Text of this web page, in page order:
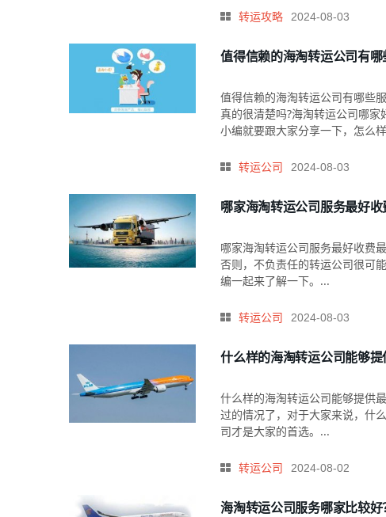
转运攻略 2024-08-03
值得信赖的海淘转运公司有哪
值得信赖的海淘转运公司有哪些
真的很清楚吗?海淘转运公司哪
小编就要跟大家分享一下，怎么
转运公司 2024-08-03
哪家海淘转运公司服务最好收
哪家海淘转运公司服务最好收费
否则，不负责任的转运公司很可
编一起来了解一下。...
转运公司 2024-08-03
什么样的海淘转运公司能够提
什么样的海淘转运公司能够提供
过的情况了，对于大家来说，什
司才是大家的首选。...
转运公司 2024-08-02
海淘转运公司服务哪家比较好